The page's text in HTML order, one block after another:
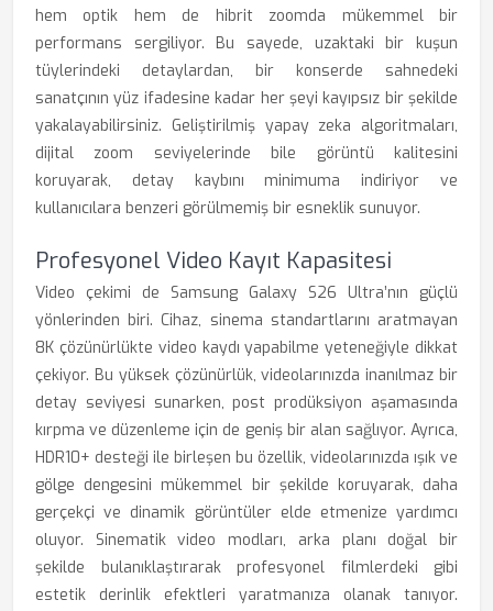
hem optik hem de hibrit zoomda mükemmel bir
performans sergiliyor. Bu sayede, uzaktaki bir kuşun
tüylerindeki detaylardan, bir konserde sahnedeki
sanatçının yüz ifadesine kadar her şeyi kayıpsız bir şekilde
yakalayabilirsiniz. Geliştirilmiş yapay zeka algoritmaları,
dijital zoom seviyelerinde bile görüntü kalitesini
koruyarak, detay kaybını minimuma indiriyor ve
kullanıcılara benzeri görülmemiş bir esneklik sunuyor.
Profesyonel Video Kayıt Kapasitesi
Video çekimi de Samsung Galaxy S26 Ultra’nın güçlü
yönlerinden biri. Cihaz, sinema standartlarını aratmayan
8K çözünürlükte video kaydı yapabilme yeteneğiyle dikkat
çekiyor. Bu yüksek çözünürlük, videolarınızda inanılmaz bir
detay seviyesi sunarken, post prodüksiyon aşamasında
kırpma ve düzenleme için de geniş bir alan sağlıyor. Ayrıca,
HDR10+ desteği ile birleşen bu özellik, videolarınızda ışık ve
gölge dengesini mükemmel bir şekilde koruyarak, daha
gerçekçi ve dinamik görüntüler elde etmenize yardımcı
oluyor. Sinematik video modları, arka planı doğal bir
şekilde bulanıklaştırarak profesyonel filmlerdeki gibi
estetik derinlik efektleri yaratmanıza olanak tanıyor.